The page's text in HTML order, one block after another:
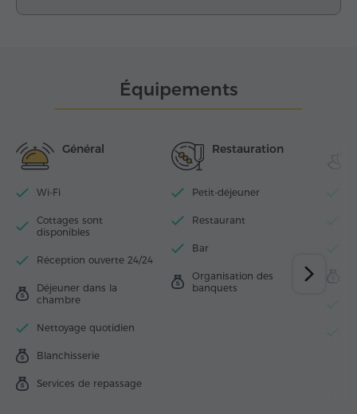
Équipements
Général
Wi-Fi
Cottages sont
disponibles
Réception ouverte 24/24
Déjeuner dans la
chambre
Nettoyage quotidien
Blanchisserie
Services de repassage
Restauration
Petit-déjeuner
Restaurant
Bar
Organisation des
banquets